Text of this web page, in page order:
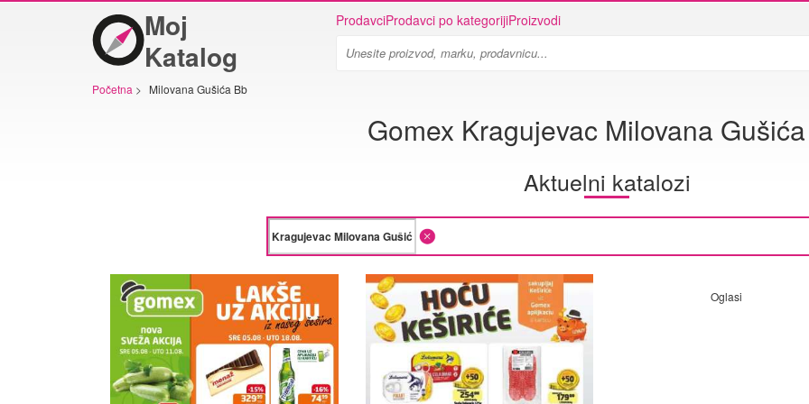
Moj
Katalog
ProdavciProdavci po kategorijiProizvodi
Početna > Milovana Gušića Bb
Gomex Kragujevac Milovana
Aktuelni katalozi
Oglasi